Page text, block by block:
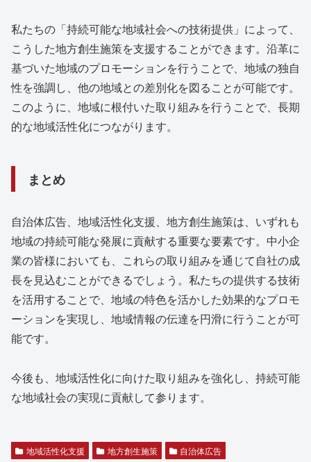
私たちの「持続可能な地域社会への技術提供」によって、
こうした地方創生施策を支援することができます。沿革に
基づいた地域のプロモーションを行うことで、地域の独自
性を強調し、他の地域との差別化を図ることが可能です。
このように、地域に根付いた取り組みを行うことで、長期
的な地域活性化につながります。
まとめ
自治体広告、地域活性化支援、地方創生施策は、いずれも
地域の持続可能な発展に貢献する重要な要素です。中小企
業の皆様においても、これらの取り組みを通じて自社の成
長を見込むことができるでしょう。私たちの提供する技術
を活用することで、地域の特色を活かした効果的なプロモ
ーションを実現し、地域情報の伝達を円滑に行うことが可
能です。
今後も、地域活性化に向けた取り組みを強化し、持続可能
な地域社会の実現に貢献して参ります。
地域活性化支援 地方創生施策 自治体広告